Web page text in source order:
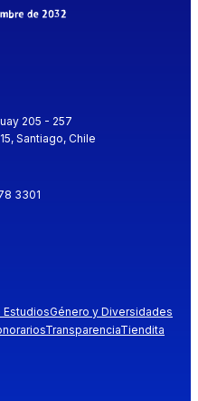
205 - 257
Santiago, Chile
3301
EstudiosGénero y Diversidades
TransparenciaTiendita